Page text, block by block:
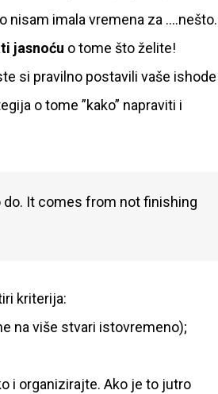
nisam imala vremena za ….nešto.
jasnoću o tome što želite!
si pravilno postavili vaše ishode
o tome ”kako” napraviti i
It comes from not finishing
kriterija:
na više stvari istovremeno);
i organizirajte. Ako je to jutro